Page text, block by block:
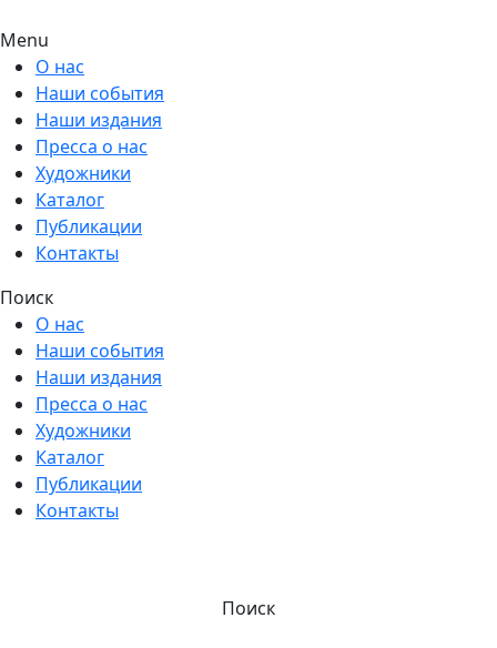
Menu
О нас
Наши события
Наши издания
Пресса о нас
Художники
Каталог
Публикации
Контакты
Поиск
О нас
Наши события
Наши издания
Пресса о нас
Художники
Каталог
Публикации
Контакты
Поиск